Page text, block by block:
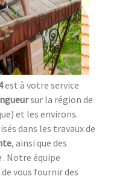
est à votre service
sur la région de
et les environs.
dans les travaux de
, ainsi que des
. Notre équipe
vous fournir des